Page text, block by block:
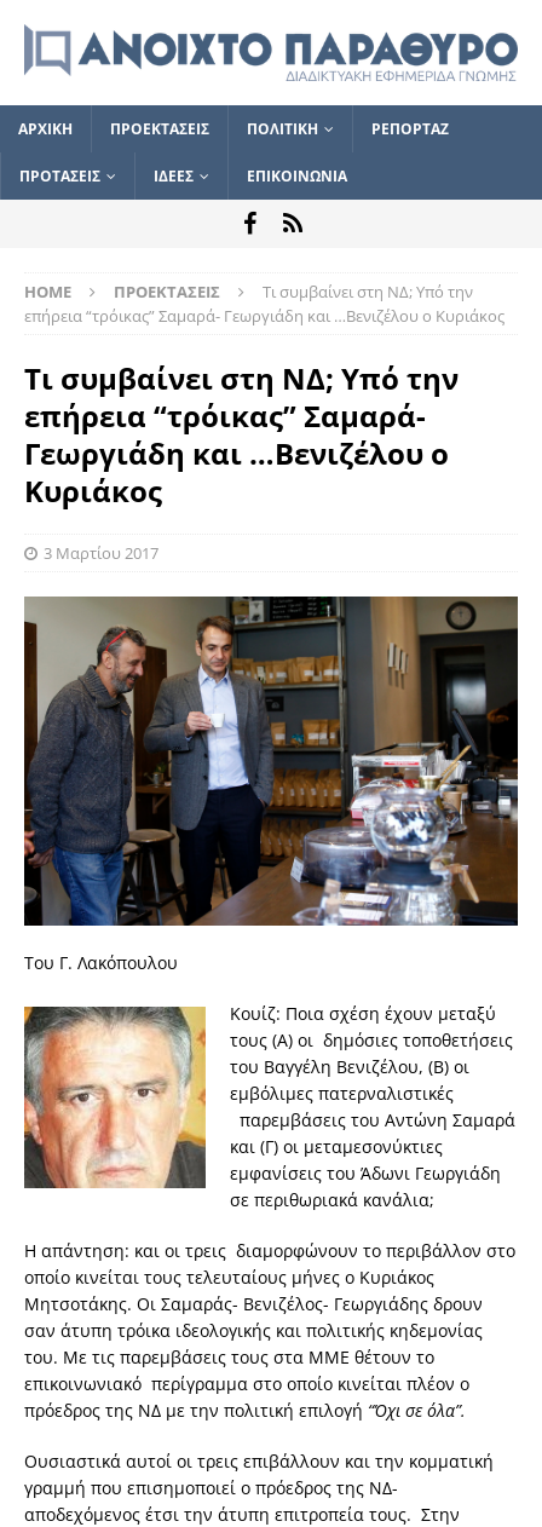
ΑΡΧΙΚΗ ΠΡΟΕΚΤΑΣΕΙΣ ΠΟΛΙΤΙΚΗ ΡΕΠΟΡΤΑΖ
ΠΡΟΤΑΣΕΙΣ ΙΔΕΕΣ ΕΠΙΚΟΙΝΩΝΙΑ
HOME ΠΡΟΕΚΤΑΣΕΙΣ
Τι συμβαίνει στη ΝΔ; Υπό την
επήρεια “τρόικας” Σαμαρά- Γεωργιάδη και …Βενιζέλου ο Κυριάκος
Τι συμβαίνει στη ΝΔ; Υπό την
επήρεια “τρόικας” Σαμαρά-
Γεωργιάδη και …Βενιζέλου ο
Κυριάκος
3 Μαρτίου 2017
Του Γ. Λακόπουλου
Κουίζ: Ποια σχέση έχουν μεταξύ
τους (Α) oι δημόσιες τοποθετήσεις
του Βαγγέλη Βενιζέλου, (Β) oι
εμβόλιμες πατερναλιστικές
παρεμβάσεις του Αντώνη Σαμαρά
και (Γ) οι μεταμεσονύκτιες
εμφανίσεις του Άδωνι Γεωργιάδη
σε περιθωριακά κανάλια;
Η απάντηση: και οι τρεις διαμορφώνουν το περιβάλλον στο
οποίο κινείται τους τελευταίους μήνες ο Κυριάκος
Μητσοτάκης. Οι Σαμαράς- Βενιζέλος- Γεωργιάδης δρουν
σαν άτυπη τρόικα ιδεολογικής και πολιτικής κηδεμονίας
του. Με τις παρεμβάσεις τους στα ΜΜΕ θέτουν το
επικοινωνιακό περίγραμμα στο οποίο κινείται πλέον ο
πρόεδρος της ΝΔ με την πολιτική επιλογή “Όχι σε όλα”.
Ουσιαστικά αυτοί οι τρεις επιβάλλουν και την κομματική
γραμμή που επισημοποιεί ο πρόεδρος της ΝΔ-
αποδεχόμενος έτσι την άτυπη επιτροπεία τους. Στην